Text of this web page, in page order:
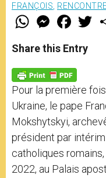
FRANÇOIS,
W
t
s
p
p
M
e
s
e
g
e
r
F
a
e
b
o
k
w
Share this Entry
Pour la première
Ukraine, le pape
Mokshytskyi,
président par
catholiques
2022, au Palais